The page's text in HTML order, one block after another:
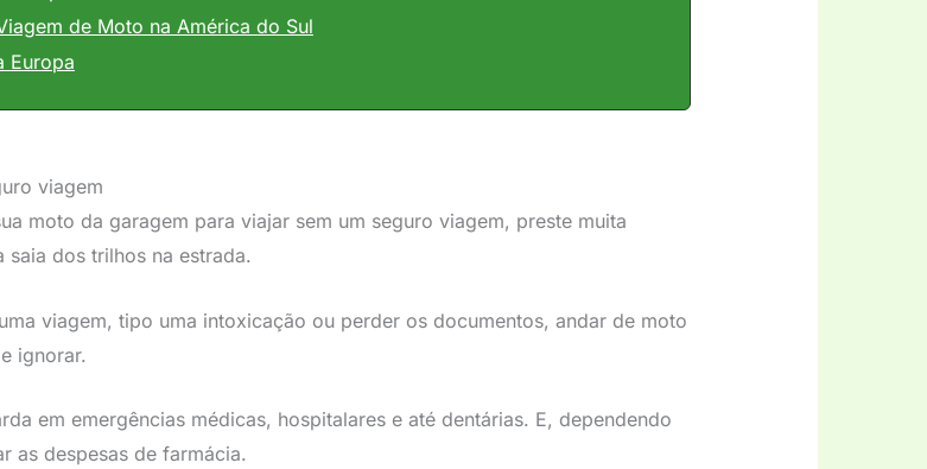
de Moto na América do Sul
Europa
viagem
moto da garagem para viajar sem um seguro viagem, preste muita
dos trilhos na estrada.
viagem, tipo uma intoxicação ou perder os documentos, andar de moto
ignorar.
em emergências médicas, hospitalares e até dentárias. E, dependendo
as despesas de farmácia.